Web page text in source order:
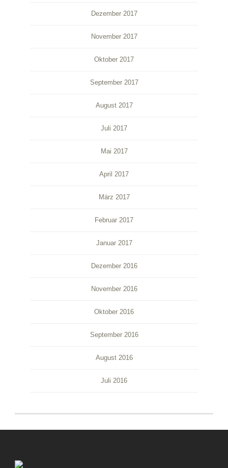
Dezember 2017
November 2017
Oktober 2017
September 2017
August 2017
Juli 2017
Mai 2017
April 2017
März 2017
Februar 2017
Januar 2017
Dezember 2016
November 2016
Oktober 2016
September 2016
August 2016
Juli 2016